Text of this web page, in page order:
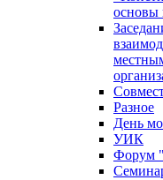
основы
Разное
День
УИК
Форум